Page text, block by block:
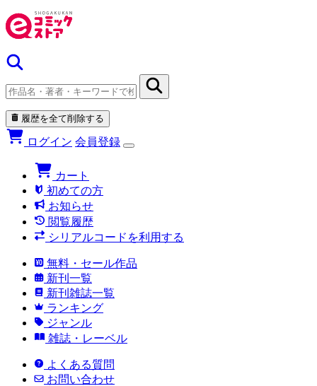
履歴を全て削除する
ログイン 会員登録
カート
初めての方
お知らせ
閲覧履歴
シリアルコードを利用する
無料・セール作品
新刊一覧
新刊雑誌一覧
ランキング
ジャンル
雑誌・レーベル
よくある質問
お問い合わせ